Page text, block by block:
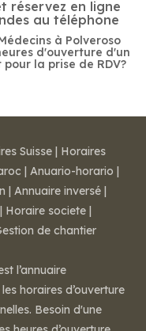
réservez en ligne
au téléphone
à Polveroso
d'ouverture d'un
pour la prise de RDV?
Suisse | Horaires
| Anuario-horario |
| Annuaire inversé |
| Horaire societe |
de chantier
l’annuaire
horaires d’ouverture
Besoin d'une